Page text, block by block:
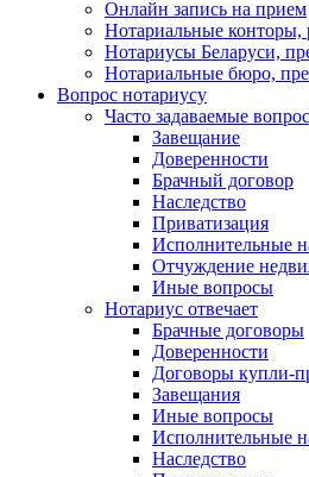
Онлайн запись на прием
Нотариальные конторы,
Нотариусы Беларуси,
Нотариальные бюро,
Вопрос нотариусу
Часто задаваемые
Завещание
Доверенности
Брачный договор
Наследство
Приватизация
Исполнительные
Отчуждение
Иные вопросы
Нотариус отвечает
Брачные договоры
Доверенности
Договоры купли-
Завещания
Иные вопросы
Исполнительные
Наследство